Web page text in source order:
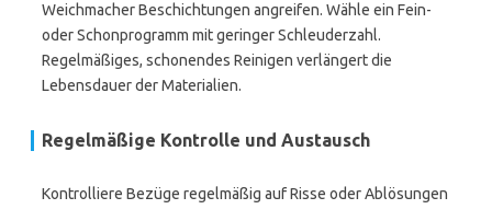
Weichmacher Beschichtungen angreifen. Wähle ein Fein-
oder Schonprogramm mit geringer Schleuderzahl.
Regelmäßiges, schonendes Reinigen verlängert die
Lebensdauer der Materialien.
Regelmäßige Kontrolle und Austausch
Kontrolliere Bezüge regelmäßig auf Risse oder Ablösungen